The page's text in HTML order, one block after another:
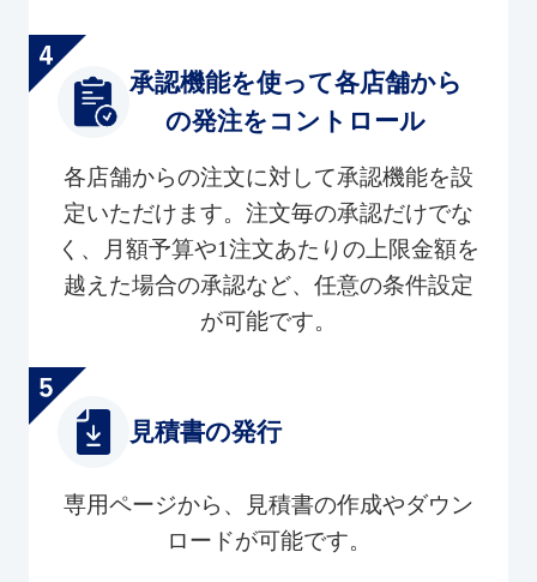
承認機能を使って各店舗から
の発注をコントロール
各店舗からの注文に対して承認機能を設
定いただけます。注文毎の承認だけでな
く、月額予算や1注文あたりの上限金額を
越えた場合の承認など、任意の条件設定
が可能です。
見積書の発行
専用ページから、見積書の作成やダウン
ロードが可能です。